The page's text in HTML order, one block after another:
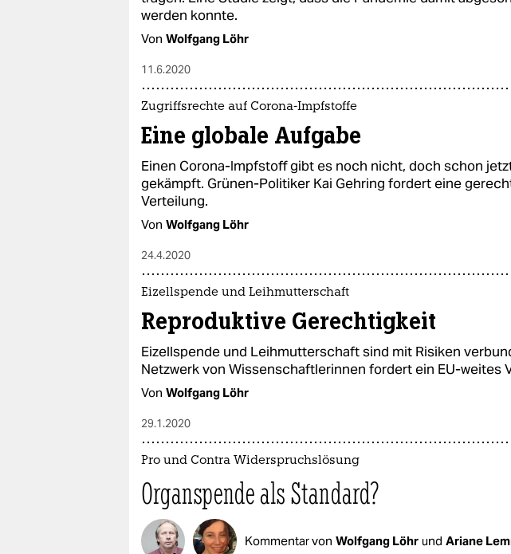
werden konnte.
Von Wolfgang Löhr
11.6.2020
Zugriffsrechte auf Corona-Impfstoffe
Eine globale Aufgabe
Einen Corona-Impfstoff gibt es noch nicht, doch schon
gekämpft. Grünen-Politiker Kai Gehring fordert eine
Verteilung.
Von Wolfgang Löhr
24.4.2020
Eizellspende und Leihmutterschaft
Reproduktive Gerechtigkeit
Eizellspende und Leihmutterschaft sind mit Risiken
Netzwerk von Wissenschaftlerinnen fordert ein EU-weites
Von Wolfgang Löhr
29.1.2020
Pro und Contra Widerspruchslösung
Organspende als Standard?
Kommentar von Wolfgang Löhr und Ariane